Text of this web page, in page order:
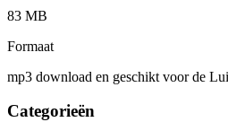
83 MB
Formaat
mp3 download en geschikt voor de
Categorieën